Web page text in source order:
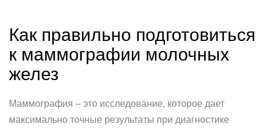
Как правильно подготовиться
к маммографии молочных
желез
Маммография – это исследование, которое дает
максимально точные результаты при диагностике